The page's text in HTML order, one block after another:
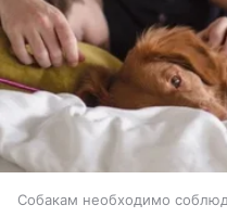
Собакам необходимо